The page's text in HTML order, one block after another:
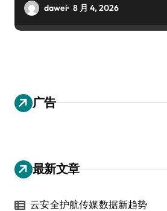
dawei 8 月 4, 2026
广告
最新文章
云安全护航传媒数据新趋势